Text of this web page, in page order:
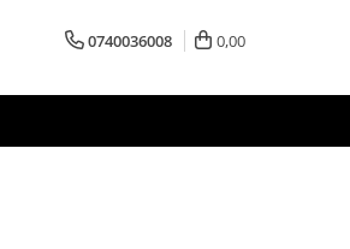
0740036008 0,00